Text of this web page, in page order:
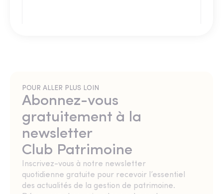
POUR ALLER PLUS LOIN
Abonnez-vous
gratuitement à la
newsletter
Club Patrimoine
Inscrivez-vous à notre newsletter
quotidienne gratuite pour recevoir l’essentiel
des actualités de la gestion de patrimoine.